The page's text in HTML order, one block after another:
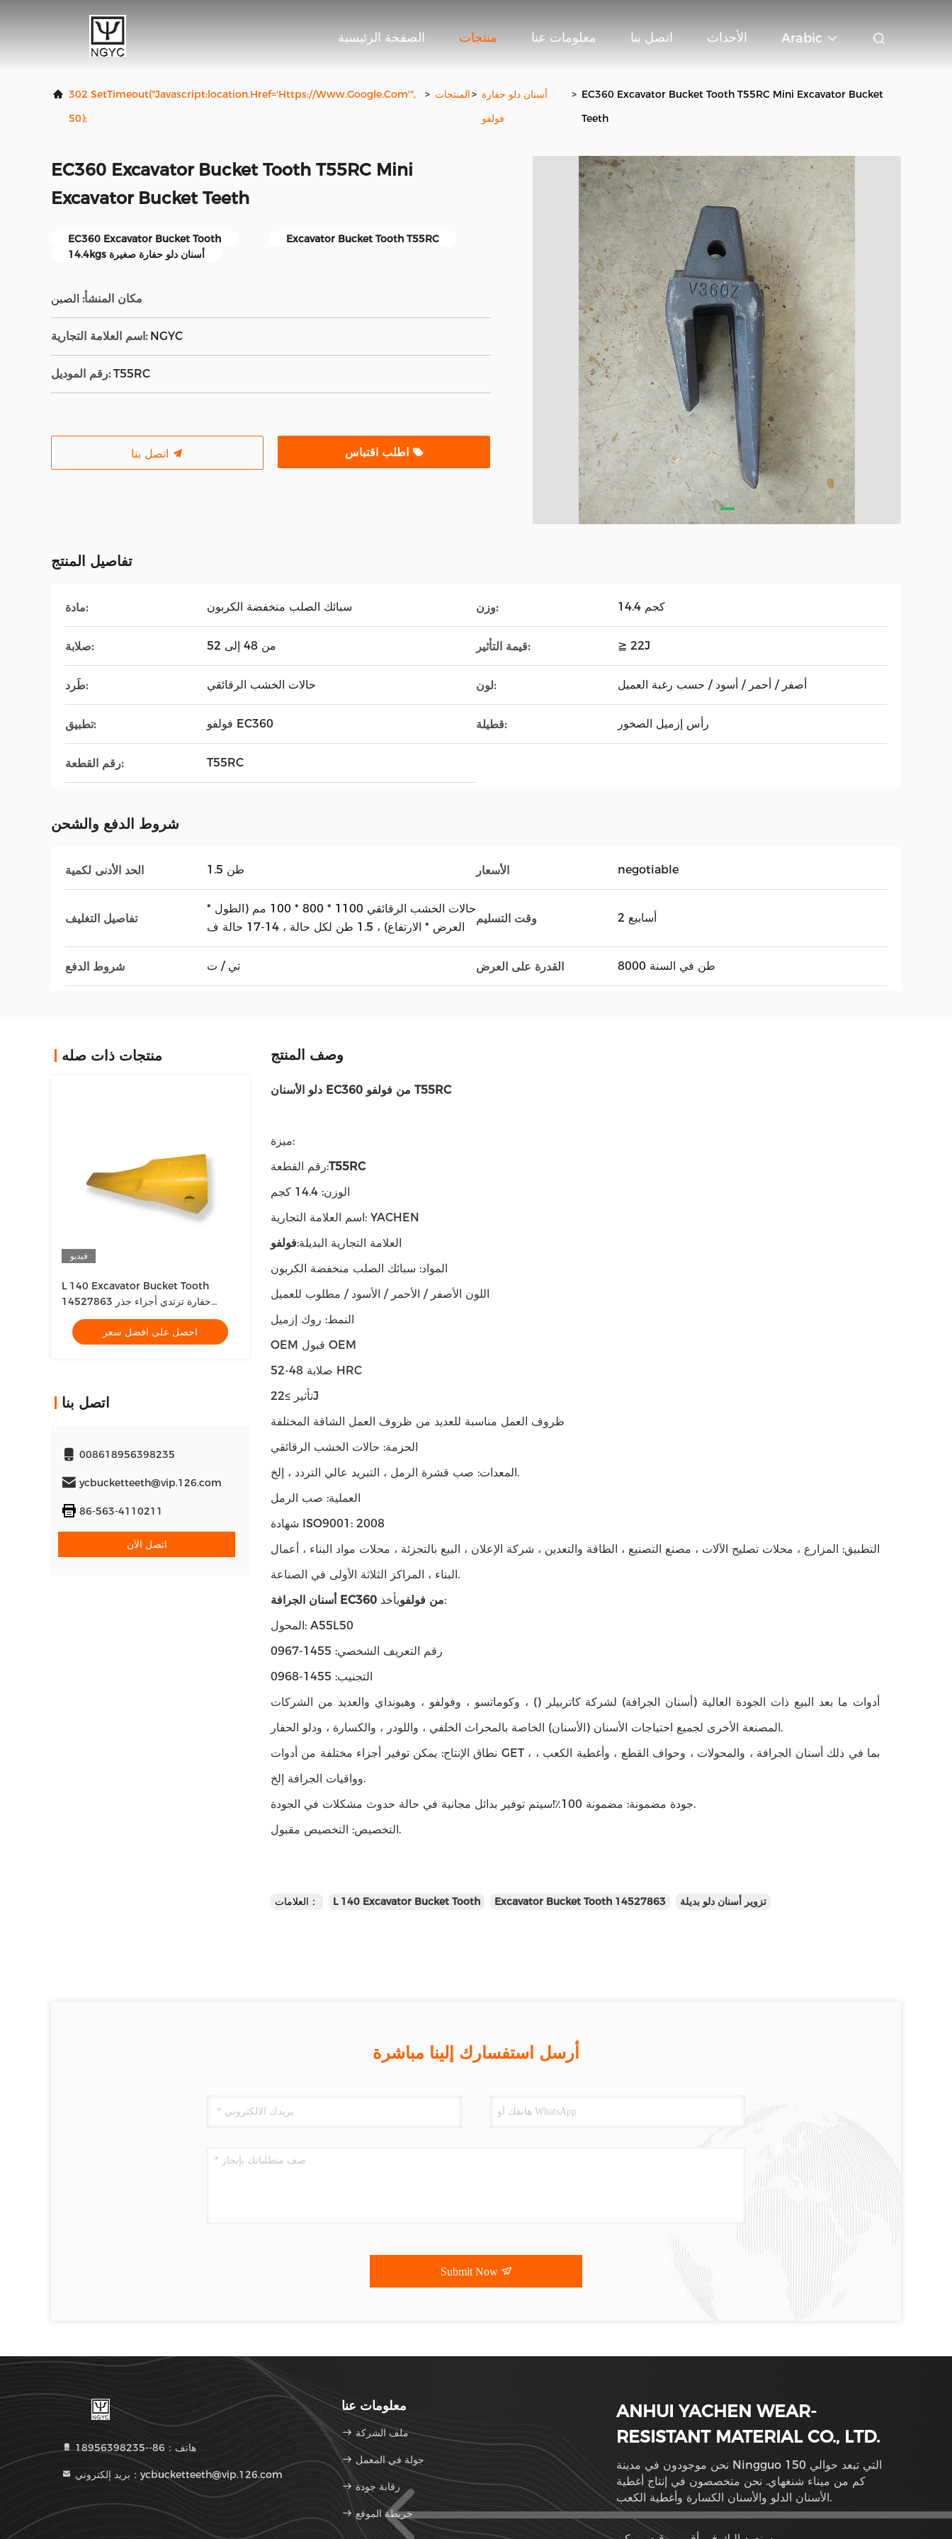
الصفحة الرئيسية منتجات معلومات عنا اتصل بنا الأحداث Arabic
302 SetTimeout("javascript:location.href='https://www.google.com'",
50);
> المنتجات> أسنان دلو حفارة
فولفو
> EC360 Excavator Bucket Tooth T55RC Mini Excavator Bucket
Teeth
EC360 Excavator Bucket Tooth T55RC Mini
Excavator Bucket Teeth
EC360 Excavator Bucket Tooth
Excavator Bucket Tooth T55RC
14.4kgs أسنان دلو حفارة صغيرة
مكان المنشأ: الصين
اسم العلامة التجارية: NGYC
رقم الموديل: T55RC
اطلب اقتباس
تفاصيل المنتج
مادة: سبائك الصلب منخفضة الكربون وزن: 14.4 كجم
صلابة: من 48 إلى 52 قيمة التأثير: ≧ 22J
طَرد: حالات الخشب الرقائقي لون: أصفر / أحمر / أسود / حسب رغبة العميل
تطبيق: فولفو EC360 قطيلة: رأس إزميل الصخور
رقم القطعة: T55RC
شروط الدفع والشحن
الحد الأدنى لكمية 1.5 طن الأسعار negotiable
تفاصيل التغليف
حالات الخشب الرقائقي 1100 * 800 * 100 مم (الطول *
العرض * الارتفاع) ، 1.5 طن لكل حالة ، 14-17 حالة ف
وقت التسليم 2 أسابيع
شروط الدفع تي / ت القدرة على العرض 8000 طن في السنة
منتجات ذات صله
فيديو
L 140 Excavator Bucket Tooth
14527863 حفارة ترتدي أجزاء جذر
الأسنان
احصل على افضل سعر
اتصل بنا
008618956398235
ycbucketteeth@vip.126.com
86-563-4110211
اتصل الآن
وصف المنتج
دلو الأسنان EC360 من فولفو T55RC
ميزة:
رقم القطعة:T55RC
الوزن: 14.4 كجم
اسم العلامة التجارية: YACHEN
العلامة التجارية البديلة:فولفو
المواد: سبائك الصلب منخفضة الكربون
اللون الأصفر / الأحمر / الأسود / مطلوب للعميل
النمط: روك إزميل
OEM قبول OEM
صلابة 48-52 HRC
تأثير ≥22J
ظروف العمل مناسبة للعديد من ظروف العمل الشاقة المختلفة
الحزمة: حالات الخشب الرقائقي
المعدات: صب قشرة الرمل ، التبريد عالي التردد ، إلخ.
العملية: صب الرمل
شهادة ISO9001: 2008
التطبيق: المزارع ، محلات تصليح الآلات ، مصنع التصنيع ، الطاقة والتعدين ، شركة الإعلان ، البيع بالتجزئة ، محلات مواد البناء ، أعمال
البناء ، المراكز الثلاثة الأولى في الصناعة.
أسنان الجرافة EC360 من فولفويأخذ:
المحول: A55L50
رقم التعريف الشخصي: 1455-0967
التجنيب: 1455-0968
أدوات ما بعد البيع ذات الجودة العالية (أسنان الجرافة) لشركة كاتربيلر () ، وكوماتسو ، وفولفو ، وهيونداي والعديد من الشركات
المصنعة الأخرى لجميع احتياجات الأسنان (الأسنان) الخاصة بالمحراث الخلفي ، واللودر ، والكسارة ، ودلو الحفار.
نطاق الإنتاج: يمكن توفير أجزاء مختلفة من أدوات GET ، بما في ذلك أسنان الجرافة ، والمحولات ، وحواف القطع ، وأغطية الكعب ،
وواقيات الجرافة إلخ.
جودة مضمونة: مضمونة 100٪!سيتم توفير بدائل مجانية في حالة حدوث مشكلات في الجودة.
التخصيص: التخصيص مقبول.
العلامات： L 140 Excavator Bucket Tooth Excavator Bucket Tooth 14527863 تزوير أسنان دلو بديلة
أرسل استفسارك إلينا مباشرة
Submit Now
هاتف：86--18956398235
بريد إلكتروني：ycbucketteeth@vip.126.com
معلومات عنا
ملف الشركة
جولة في المعمل
رقابة جودة
خريطة الموقع
ANHUI YACHEN WEAR-
RESISTANT MATERIAL CO., LTD.
نحن موجودون في مدينة Ningguo التي تبعد حوالي 150
كم من ميناء شنغهاي. نحن متخصصون في إنتاج أغطية
الأسنان الدلو والأسنان الكسارة وأغطية الكعب.